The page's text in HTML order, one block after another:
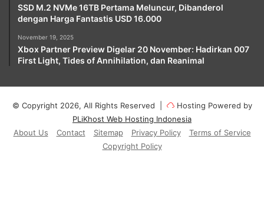
SSD M.2 NVMe 16TB Pertama Meluncur, Dibanderol
dengan Harga Fantastis USD 16.000
November 19, 2025
Xbox Partner Preview Digelar 20 November: Hadirkan 007
First Light, Tides of Annihilation, dan Reanimal
© Copyright 2026, All Rights Reserved |
Hosting Powered by
PLiKhost Web Hosting Indonesia
About Us
Contact Sitemap Privacy Policy
Terms of Service
Copyright Policy